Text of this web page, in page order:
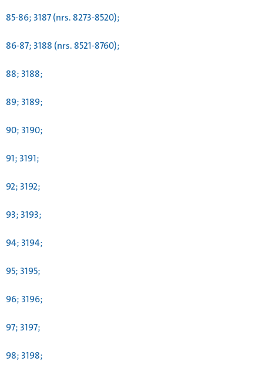
85-86; 3187 (nrs. 8273-8520);
86-87; 3188 (nrs. 8521-8760);
88; 3188;
89; 3189;
90; 3190;
91; 3191;
92; 3192;
93; 3193;
94; 3194;
95; 3195;
96; 3196;
97; 3197;
98; 3198;